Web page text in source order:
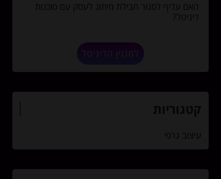
האם עדיף לסגור חבילת מיתוג לעסק עם סוכנות
דיגיטל?
למגזין הדיגיטל
עיצוב גרפי